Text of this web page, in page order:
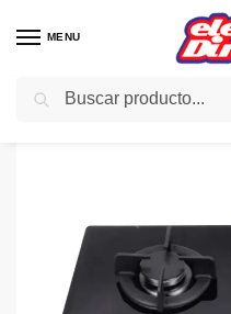
MENU
Inicio Gama blanca Encimeras